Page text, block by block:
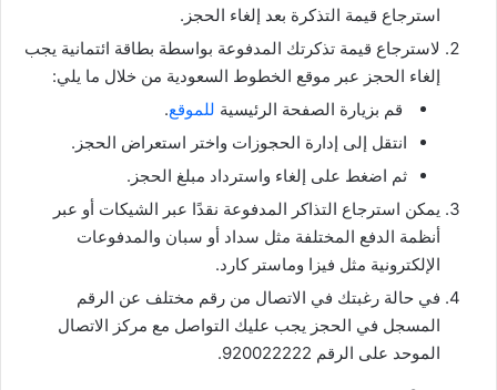
استرجاع قيمة التذكرة بعد إلغاء الحجز.
لاسترجاع قيمة تذكرتك المدفوعة بواسطة بطاقة ائتمانية يجب
إلغاء الحجز عبر موقع الخطوط السعودية من خلال ما يلي:
قم بزيارة الصفحة الرئيسية للموقع.
انتقل إلى إدارة الحجوزات واختر استعراض الحجز.
ثم اضغط على إلغاء واسترداد مبلغ الحجز.
يمكن استرجاع التذاكر المدفوعة نقدًا عبر الشيكات أو عبر
أنظمة الدفع المختلفة مثل سداد أو سبان والمدفوعات
الإلكترونية مثل فيزا وماستر كارد.
في حالة رغبتك في الاتصال من رقم مختلف عن الرقم
المسجل في الحجز يجب عليك التواصل مع مركز الاتصال
الموحد على الرقم 920022222.